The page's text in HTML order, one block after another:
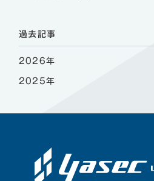
過去記事
2026年
2025年